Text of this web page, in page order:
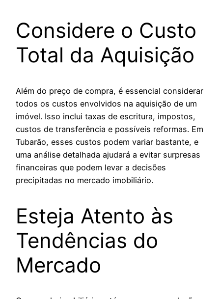
Considere o Custo
Total da Aquisição
Além do preço de compra, é essencial considerar
todos os custos envolvidos na aquisição de um
imóvel. Isso inclui taxas de escritura, impostos,
custos de transferência e possíveis reformas. Em
Tubarão, esses custos podem variar bastante, e
uma análise detalhada ajudará a evitar surpresas
financeiras que podem levar a decisões
precipitadas no mercado imobiliário.
Esteja Atento às
Tendências do
Mercado